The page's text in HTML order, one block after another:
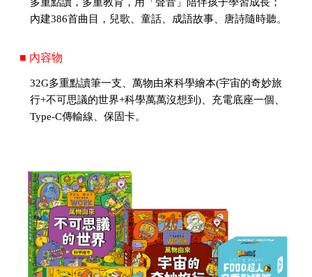
內建386首曲目，兒歌、童話、成語故事、唐詩隨時聽。
■ 內容物
32G多重點讀筆一支、萬物由來科學繪本(宇宙的奇妙旅
行+不可思議的世界+科學萬萬沒想到)、充電底座一個、
Type-C傳輸線、保固卡。